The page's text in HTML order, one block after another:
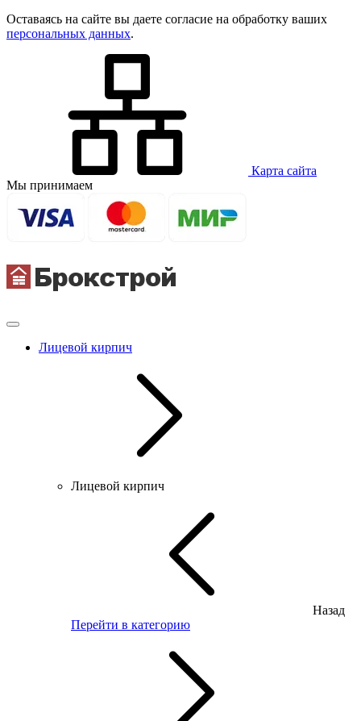
Оставаясь на сайте вы даете согласие на обработку ваших
персональных данных.
Карта сайта
Мы принимаем
Лицевой кирпич
Лицевой кирпич
Назад
Перейти в категорию